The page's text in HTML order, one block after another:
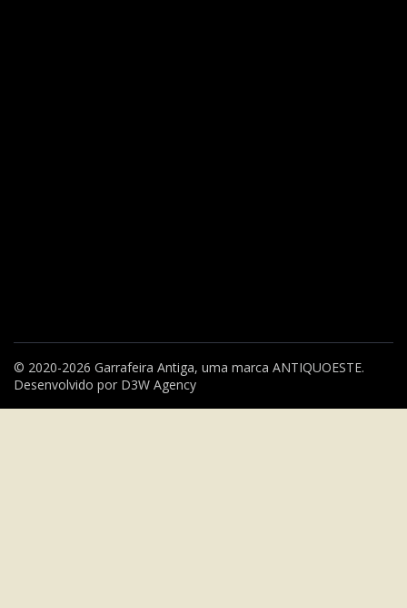
© 2020-2026 Garrafeira Antiga, uma marca ANTIQUOESTE.
Desenvolvido por D3W Agency